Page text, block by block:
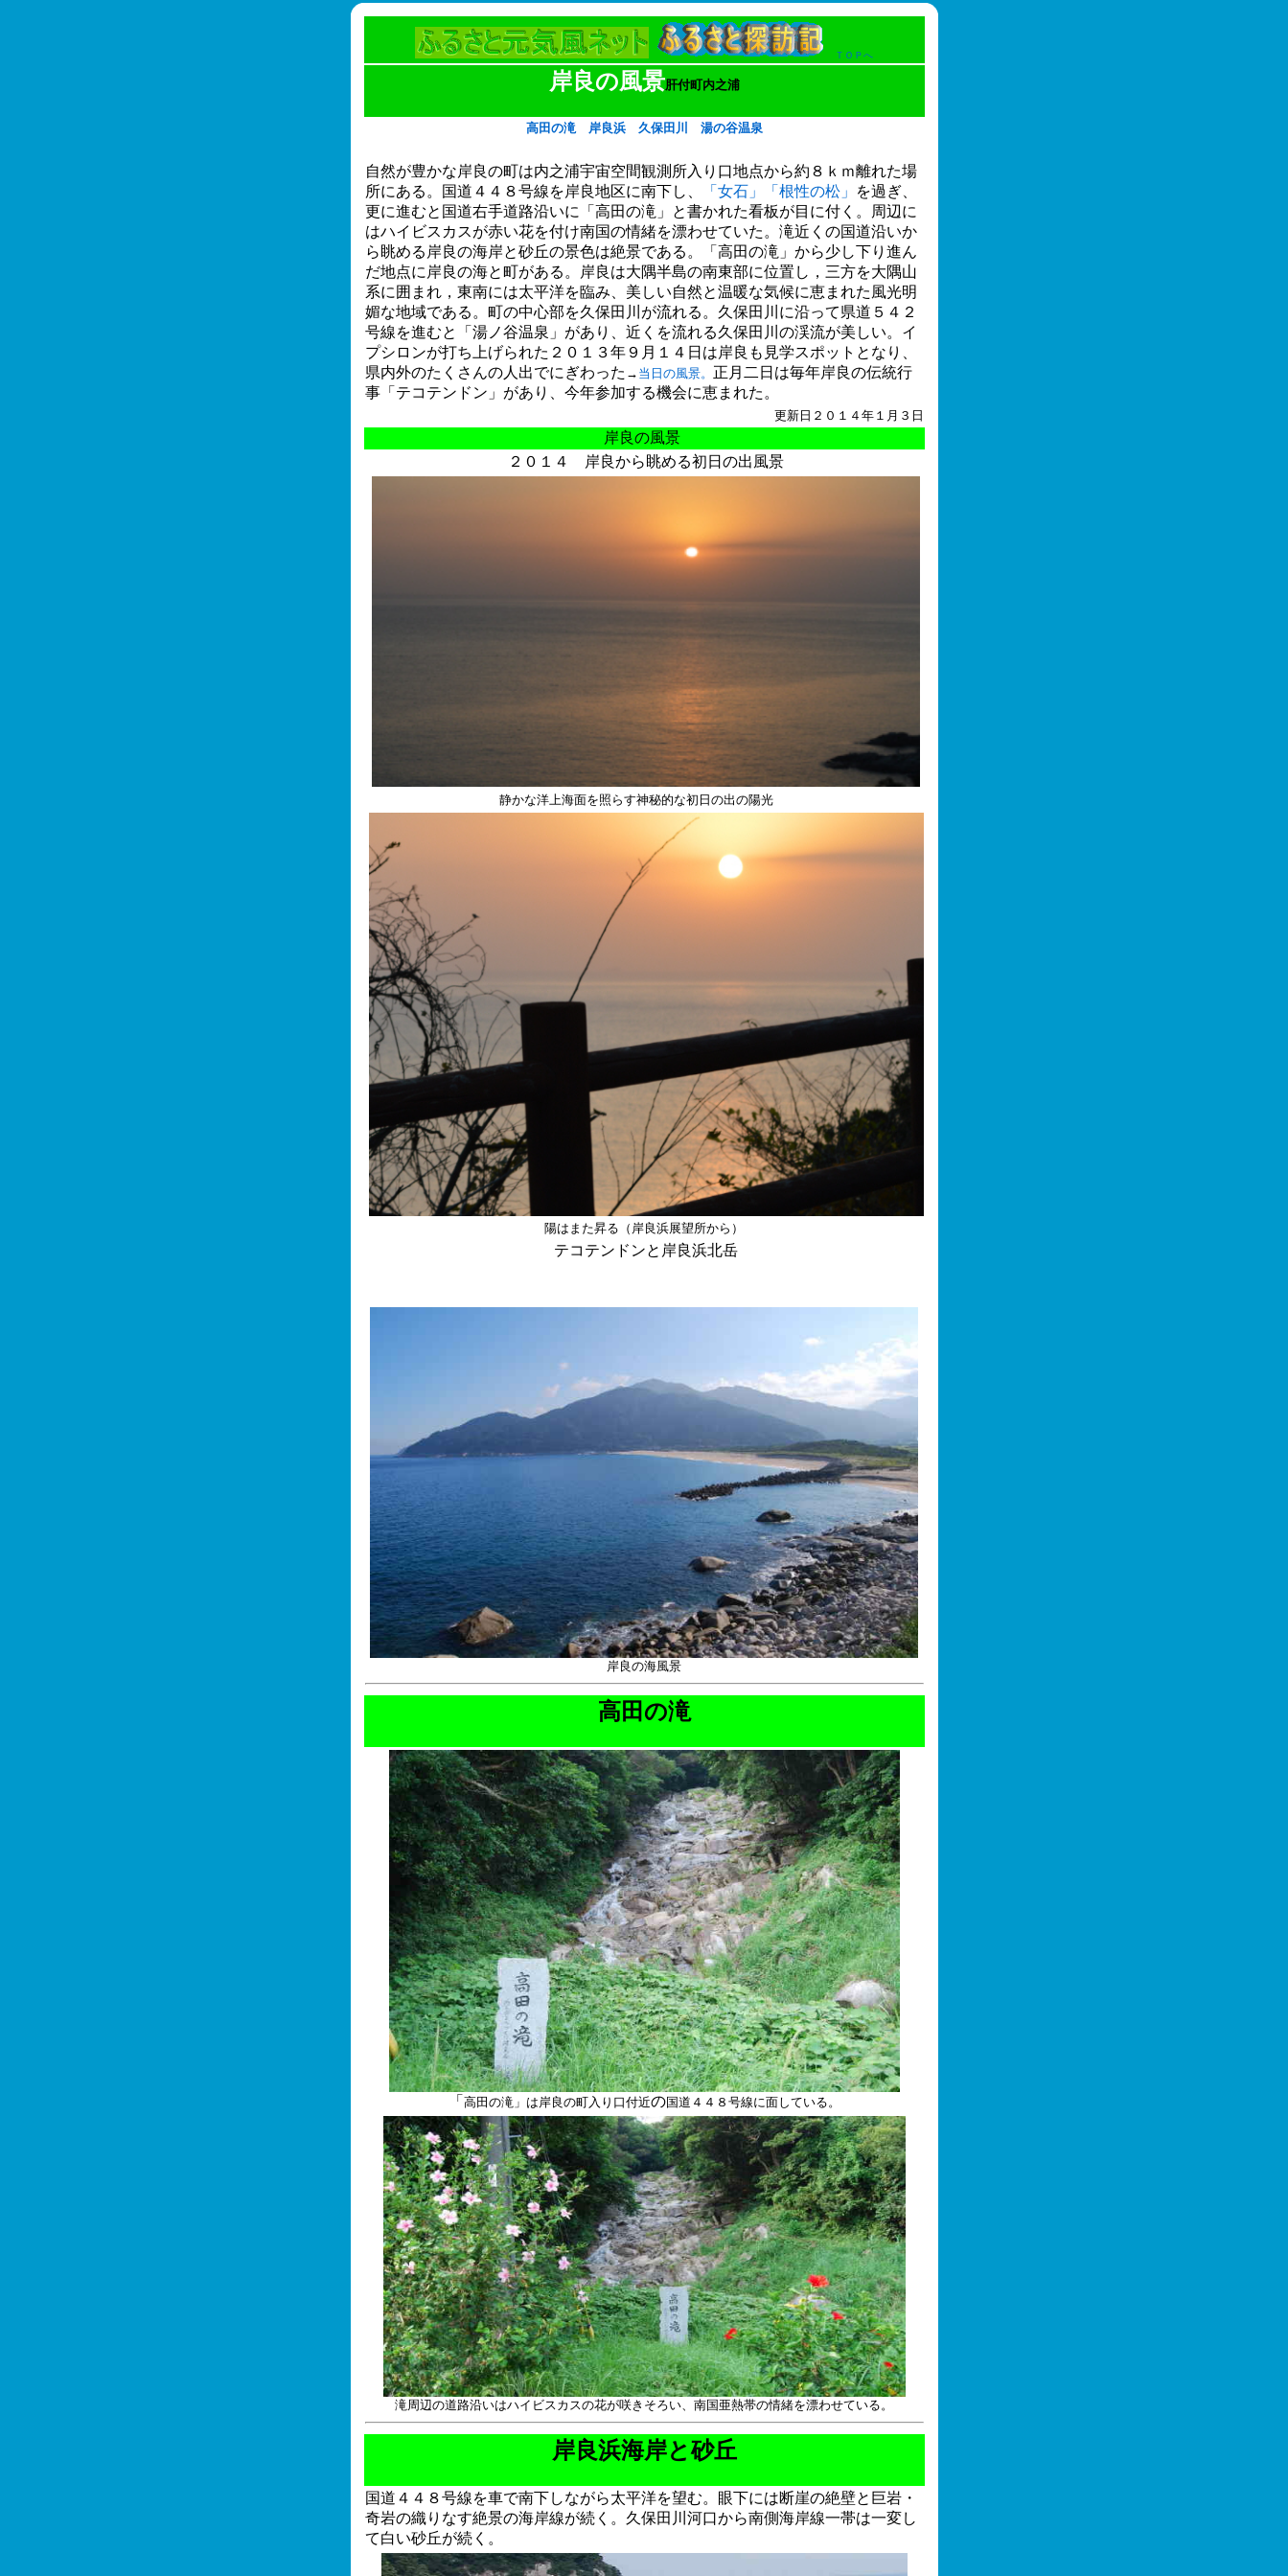
ＴＯＰへ
岸良の風景肝付町内之浦
高田の滝 岸良浜 久保田川 湯の谷温泉
自然が豊かな岸良の町は内之浦宇宙空間観測所入り口地点から約８ｋｍ離れた場
所にある。国道４４８号線を岸良地区に南下し、
「女石」 「根性の松」
を過ぎ、
更に進むと国道右手道路沿いに「高田の滝」と書かれた看板が目に付く。周辺に
はハイビスカスが赤い花を付け南国の情緒を漂わせていた。滝近くの国道沿いか
ら眺める岸良の海岸と砂丘の景色は絶景である。「高田の滝」から少し下り進ん
だ地点に岸良の海と町がある。岸良は大隅半島の南東部に位置し，三方を大隅山
系に囲まれ，東南には太平洋を臨み、美しい自然と温暖な気候に恵まれた風光明
媚な地域である。町の中心部を久保田川が流れる。久保田川に沿って県道５４２
号線を進むと「湯ノ谷温泉」があり、近くを流れる久保田川の渓流が美しい。イ
プシロンが打ち上げられた２０１３年９月１４日は岸良も見学スポットとなり、
県内外のたくさんの人出でにぎわった → 当日の風景。 正月二日は毎年岸良の伝統行
事「テコテンドン」があり、今年参加する機会に恵まれた。
更新日２０１４年１月３日
岸良の風景
２０１４ 岸良から眺める初日の出風景
静かな洋上海面を照らす神秘的な初日の出の陽光
陽はまた昇る（岸良浜展望所から）
テコテンドンと岸良浜北岳
岸良の海風景
高田の滝
「 高田の滝」は岸良の町入り口付近の国道４４８号線に面している。
滝周辺の道路沿いはハイビスカスの花が咲きそろい、南国亜熱帯の情緒を漂わせている。
岸良浜海岸と砂丘
国道４４８号線を車で南下しながら太平洋を望む。眼下には断崖の絶壁と巨岩・
奇岩の織りなす絶景の海岸線が続く。久保田川河口から南側海岸線一帯は一変し
て白い砂丘が続く。